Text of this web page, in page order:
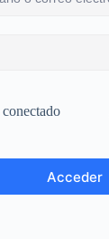
Acceder